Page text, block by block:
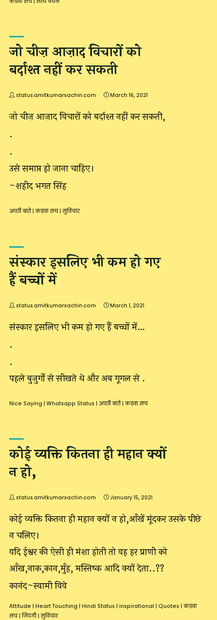
जो चीज़ आज़ाद विचारों को
बर्दाश्त नहीं कर सकती
status.amitkumarsachin.com March 16, 2021
जो चीज़ आज़ाद विचारों को बर्दाश्त नहीं कर सकती,
.
.
उसे समाप्त हो जाना चाहिए।
~शहीद भगत सिंह
अच्छी बातें | कड़वा सच | सुविचार
संस्कार इसलिए भी कम हो गए
हैं बच्चों में
status.amitkumarsachin.com March 1, 2021
संस्कार इसलिए भी कम हो गए हैं बच्चों में…
.
.
पहले बुजुर्गों से सीखते थे और अब गूगल से .
Nice Saying | Whatsapp Status | अच्छी बातें | कड़वा सच
कोई व्यक्ति कितना ही महान क्यों
न हो,
status.amitkumarsachin.com January 15, 2021
कोई व्यक्ति कितना ही महान क्यों न हो,आँखें मूंदकर उसके पीछे
न चलिए।
यदि ईश्वर की ऐसी ही मंशा होती तो वह हर प्राणी को
आँख,नाक,कान,मुँह, मस्तिष्क आदि क्यों देता..??
कानंद~स्वामी विवे
Attitude | Heart Touching | Hindi Status | inspirational | Quotes | कड़वा
सच | जिंदगी | सुविचार